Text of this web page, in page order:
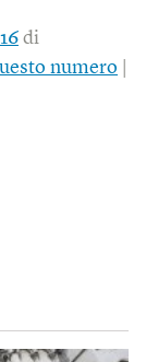
di
numero